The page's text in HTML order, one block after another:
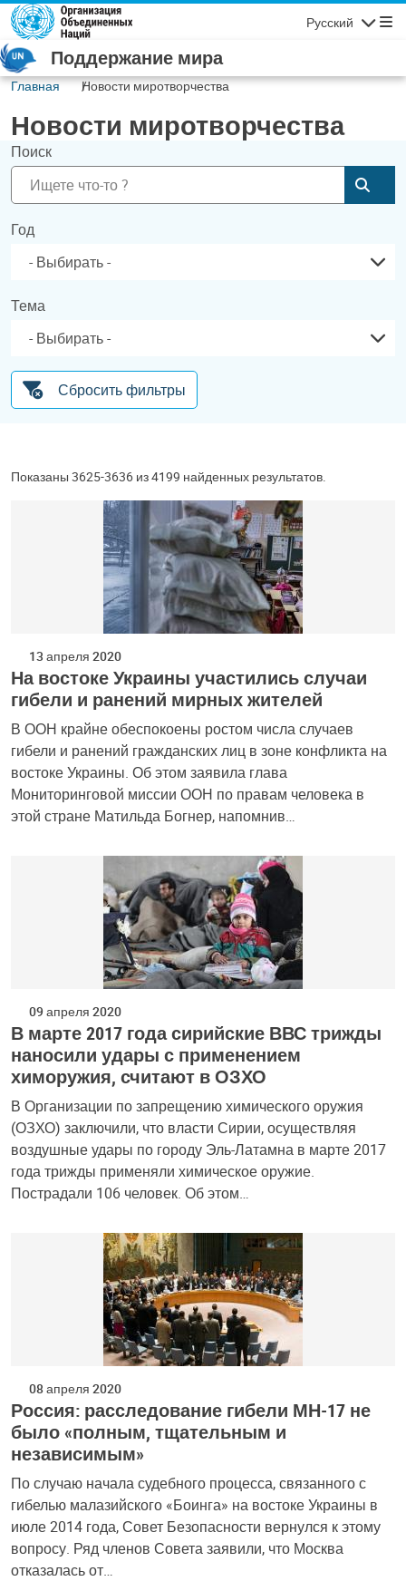
Перейти к основному содержанию
Русский
Поддержание мира
Главная Новости миротворчества
Новости миротворчества
Поиск
Год
Тема
Сбросить фильтры
Показаны 3625-3636 из 4199 найденных результатов.
13 апреля 2020
На востоке Украины участились случаи
гибели и ранений мирных жителей
В ООН крайне обеспокоены ростом числа случаев
гибели и ранений гражданских лиц в зоне конфликта на
востоке Украины. Об этом заявила глава
Мониторинговой миссии ООН по правам человека в
этой стране Матильда Богнер, напомнив…
09 апреля 2020
В марте 2017 года сирийские ВВС трижды
наносили удары с применением
химоружия, считают в ОЗХО
В Организации по запрещению химического оружия
(ОЗХО) заключили, что власти Сирии, осуществляя
воздушные удары по городу Эль-Латамна в марте 2017
года трижды применяли химическое оружие.
Пострадали 106 человек. Об этом…
08 апреля 2020
Россия: расследование гибели МН-17 не
было «полным, тщательным и
независимым»
По случаю начала судебного процесса, связанного с
гибелью малазийского «Боинга» на востоке Украины в
июле 2014 года, Совет Безопасности вернулся к этому
вопросу. Ряд членов Совета заявили, что Москва
отказалась от…